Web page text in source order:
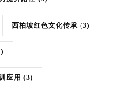
西柏坡红色文化传承 (3)
应用 (3)